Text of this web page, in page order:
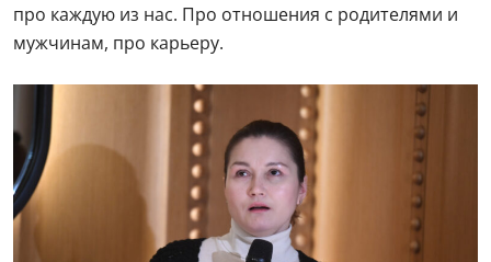
про каждую из нас. Про отношения с родителями и
мужчинам, про карьеру.